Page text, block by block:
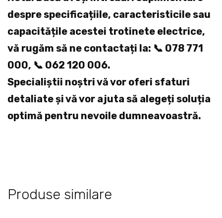
despre specificațiile, caracteristicile sau
capacitățile acestei trotinete electrice,
vă rugăm să ne contactați la: 📞 078 771
000, 📞 062 120 006.
Specialiștii noștri vă vor oferi sfaturi
detaliate și vă vor ajuta să alegeți soluția
optimă pentru nevoile dumneavoastră.
Produse similare